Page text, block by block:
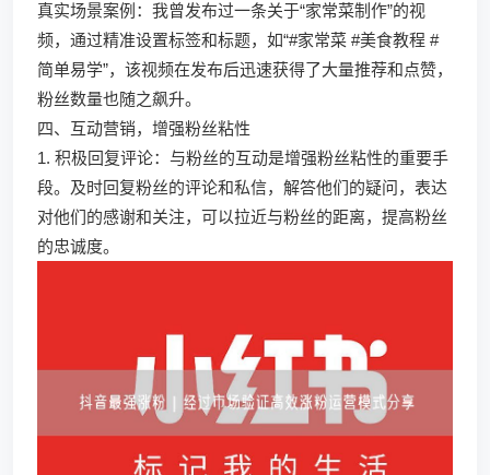
真实场景案例：我曾发布过一条关于“家常菜制作”的视
频，通过精准设置标签和标题，如“#家常菜 #美食教程 #
简单易学”，该视频在发布后迅速获得了大量推荐和点赞，
粉丝数量也随之飙升。
四、互动营销，增强粉丝粘性
1. 积极回复评论：与粉丝的互动是增强粉丝粘性的重要手
段。及时回复粉丝的评论和私信，解答他们的疑问，表达
对他们的感谢和关注，可以拉近与粉丝的距离，提高粉丝
的忠诚度。